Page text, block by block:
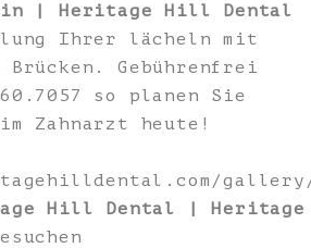
| Heritage Hill Dental
Ihrer lächeln mit
Brücken. Gebührenfrei
so planen Sie
Zahnarzt heute!
Hill Dental | Heritage